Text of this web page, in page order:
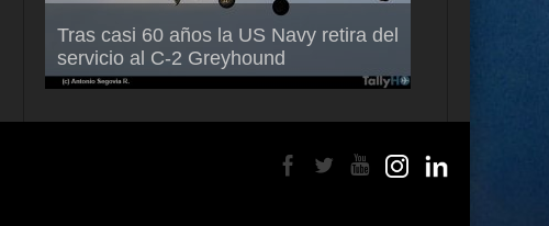
Tras casi 60 años la US Navy retira del
servicio al C-2 Greyhound
Air France-KLM anuncia a Guilhem
Mallet como nuevo Director General
para América Latina